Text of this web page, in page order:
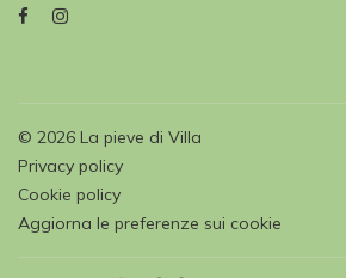
© 2026 La pieve di Villa
Privacy policy
Cookie policy
Aggiorna le preferenze sui cookie